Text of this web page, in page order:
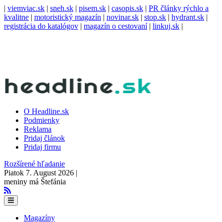
| viemviac.sk | sneh.sk | pisem.sk | casopis.sk | PR články rýchlo a
kvalitne | motoristický magazín | novinar.sk | stop.sk | hydrant.sk |
registrácia do katalógov | magazín o cestovaní| linkuj.sk |
O Headline.sk
Podmienky
Reklama
Pridaj článok
Pridaj firmu
Rozšírené hľadanie
Piatok 7. August 2026 |
meniny má Štefánia
Magazíny